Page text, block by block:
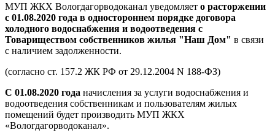
МУП ЖКХ Вологдагорводоканал уведомляет о расторжении
с 01.08.2020 года в одностороннем порядке договора
холодного водоснабжения и водоотведения с
Товариществом собственников жилья "Наш Дом" в связи
с наличием задолженности.
(согласно ст. 157.2 ЖК РФ от 29.12.2004 N 188-ФЗ)
С 01.08.2020 года начисления за услуги водоснабжения и
водоотведения собственникам и пользователям жилых
помещений будет производить МУП ЖКХ
«Вологдагорводоканал».